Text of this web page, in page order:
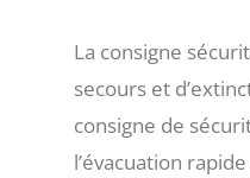
La consigne
secours et
consigne de
l’évacuation